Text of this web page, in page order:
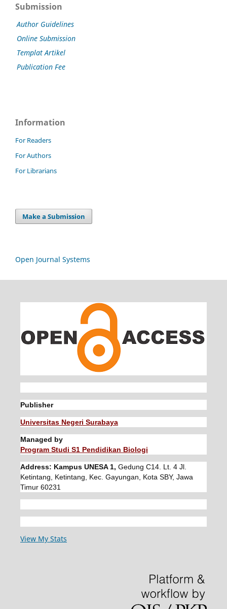
Submission
Author Guidelines
Online Submission
Templat Artikel
Publication Fee
Information
For Readers
For Authors
For Librarians
Make a Submission
Open Journal Systems
Publisher
Universitas Negeri Surabaya
Managed by
Program Studi S1 Pendidikan Biologi
Address: Kampus UNESA 1, Gedung C14. Lt. 4 Jl.
Ketintang, Ketintang, Kec. Gayungan, Kota SBY, Jawa
Timur 60231
View My Stats